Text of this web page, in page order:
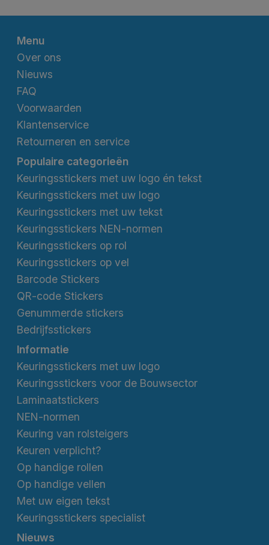
Menu
Over ons
Nieuws
FAQ
Voorwaarden
Klantenservice
Retourneren en service
Populaire categorieën
Keuringsstickers met uw logo én tekst
Keuringsstickers met uw logo
Keuringsstickers met uw tekst
Keuringsstickers NEN-normen
Keuringsstickers op rol
Keuringsstickers op vel
Barcode Stickers
QR-code Stickers
Genummerde stickers
Bedrijfsstickers
Informatie
Keuringsstickers met uw logo
Keuringsstickers voor de Bouwsector
Laminaatstickers
NEN-normen
Keuring van rolsteigers
Keuren verplicht?
Op handige rollen
Op handige vellen
Met uw eigen tekst
Keuringsstickers specialist
Nieuws